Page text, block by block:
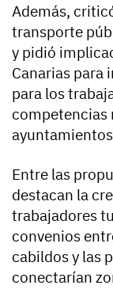
Además,
transporte
y pidió
Canarias para
para los
competencias
Entre las
destacan la
trabajadores
convenios
cabildos y las
conectarían